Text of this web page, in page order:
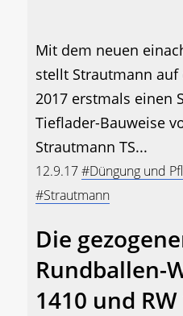
Mit dem neuen
stellt Strautmann auf
2017 erstmals einen
Tieflader-Bauweise
Strautmann TS...
12.9.17#Düngung und
#Strautmann
Die
Rundballen-
1410 und